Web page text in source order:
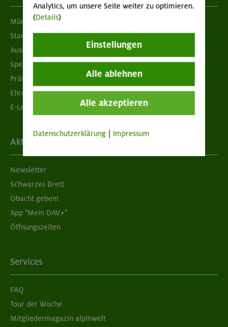
München & Oberland
Standorte
Ausbildung & Jobs
Spenden
Prävention sexualisierter Gewalt
Ehrenamtsbörse
E-Learning
Aktuelles
Newsletter
Schwarzes Brett
Obacht geben!
App "Mein DAV+"
Öffnungszeiten
Services
FAQ
Tour der Woche
Mitgliedermagazin alpinwelt
Analytics, um unsere Seite weiter zu optimieren.
(Details)
Einstellungen
Alle ablehnen
Alle akzeptieren
Datenschutzerklärung Impressum